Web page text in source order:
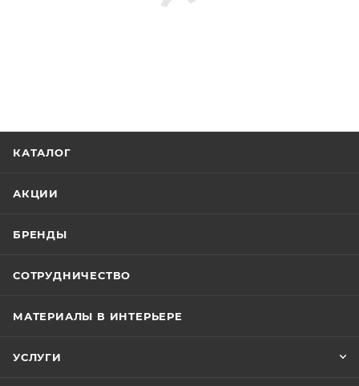
КАТАЛОГ
АКЦИИ
БРЕНДЫ
СОТРУДНИЧЕСТВО
МАТЕРИАЛЫ В ИНТЕРЬЕРЕ
УСЛУГИ